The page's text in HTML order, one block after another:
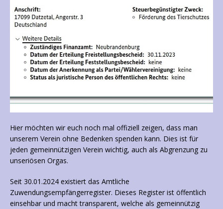
Hier möchten wir euch noch mal offiziell zeigen, dass man
unserem Verein ohne Bedenken spenden kann. Dies ist für
jeden gemeinnützigen Verein wichtig, auch als Abgrenzung zu
unseriösen Orgas.
Seit 30.01.2024 existiert das Amtliche
Zuwendungsempfängerregister. Dieses Register ist öffentlich
einsehbar und macht transparent, welche als gemeinnützig